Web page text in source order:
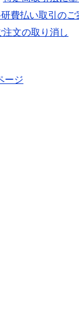
費払い取引のご
注文の取り消し
ージ